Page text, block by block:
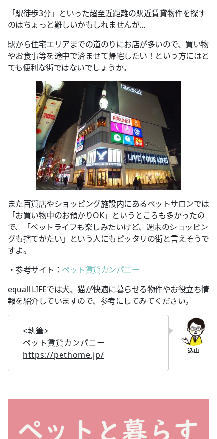
「駅徒歩3分」といった超至近距離の駅近賃貸物件を探す
のはちょっと難しいかもしれませんが…
駅から住宅エリアまでの道のりにお店が多いので、買い物
やお食事等を途中で済ませて帰宅したい！という方にはと
ても便利な街ではないでしょうか。
また百貨店やショッピング施設内にあるペットサロンでは
「お買い物中のお預かりOK」というところも多かったの
で、「ペットライフも楽しみたいけど、週末のショッピン
グも捨てがたい」という人にもピッタリの街と言えそうで
すよ。
・参考サイト： ペット賃貸カンパニー
equall LIFEでは犬、猫が快適に暮らせる物件やお役立ち情
報を紹介していますので、参考にしてみてください。
<執筆>
ペット賃貸カンパニー
https://pethome.jp/